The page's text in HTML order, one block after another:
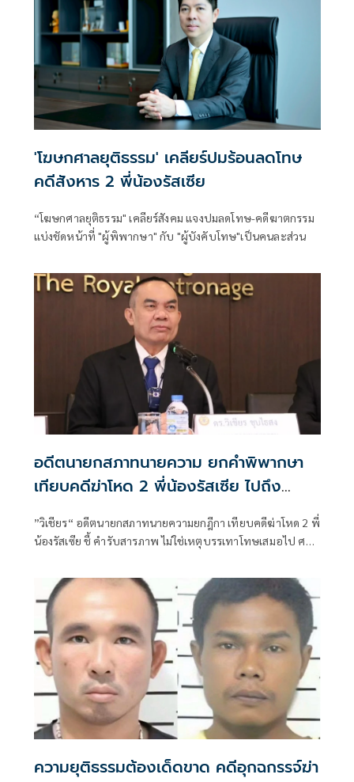
'โฆษกศาลยุติธรรม' เคลียร์ปมร้อนลดโทษ
คดีสังหาร 2 พี่น้องรัสเซีย
“โฆษกศาลยุติธรรม" เคลียร์สังคม แจงปมลดโทษ-คดีฆาตกรรม
แบ่งชัดหน้าที่ "ผู้พิพากษา" กับ "ผู้บังคับโทษ"เป็นคนละส่วน
อดีตนายกสภาทนายความ ยกคำพิพากษา
เทียบคดีฆ่าโหด 2 พี่น้องรัสเซีย ไปถึง
”วิเชียร“ อดีตนายกสภาทนายความยกฎีกา เทียบคดีฆ่าโหด 2 พี่
น้องรัสเซีย ชี้ คำรับสารภาพ ไม่ใช่เหตุบรรเทาโทษเสมอไป ศาล
ความยุติธรรมต้องเด็ดขาด คดีอุกฉกรรจ์ฆ่า